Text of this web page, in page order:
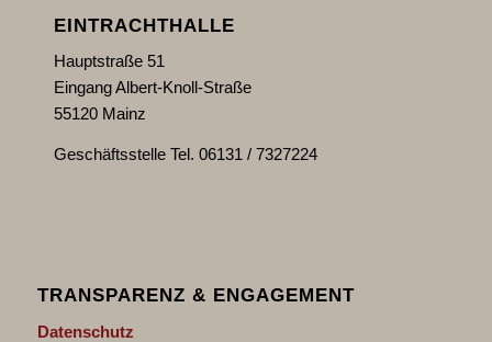
EINTRACHTHALLE
Hauptstraße 51
Eingang Albert-Knoll-Straße
55120 Mainz
Geschäftsstelle Tel. 06131 / 7327224
TRANSPARENZ & ENGAGEMENT
Datenschutz